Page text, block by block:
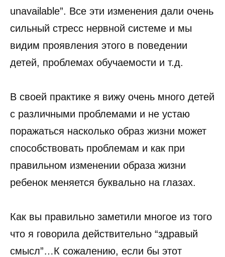
unavailable”. Все эти изменения дали очень
сильный стресс нервной системе и мы
видим проявления этого в поведении
детей, проблемах обучаемости и т.д.
В своей практике я вижу очень много детей
с различными проблемами и не устаю
поражаться насколько образ жизни может
способствовать проблемам и как при
правильном изменении образа жизни
ребенок меняется буквально на глазах.
Как вы правильно заметили многое из того
что я говорила действительно “здравый
смысл”…К сожалению, если бы этот